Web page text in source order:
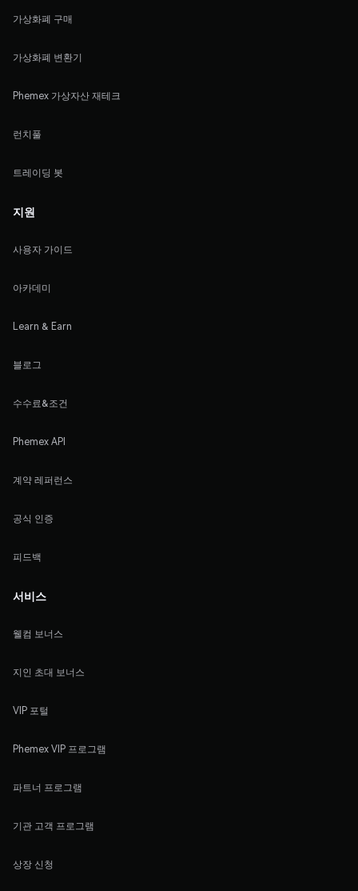
가상화폐 구매
가상화폐 변환기
Phemex 가상자산 재테크
런치풀
트레이딩 봇
지원
사용자 가이드
아카데미
Learn & Earn
블로그
수수료&조건
Phemex API
계약 레퍼런스
공식 인증
피드백
서비스
웰컴 보너스
지인 초대 보너스
VIP 포털
Phemex VIP 프로그램
파트너 프로그램
기관 고객 프로그램
상장 신청